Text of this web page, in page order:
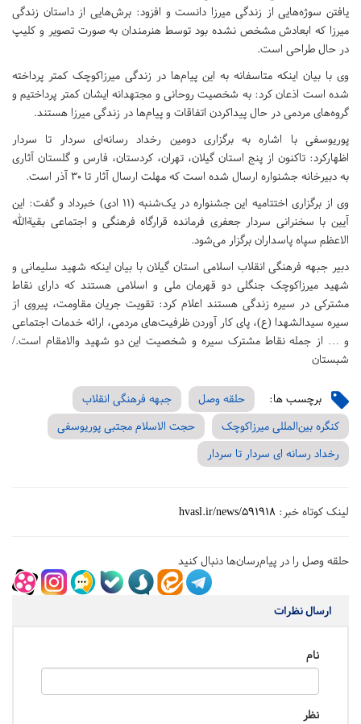
یافتن سوژه‌هایی از زندگی میرزا دانست و افزود: برش‌هایی از داستان زندگی
میرزا که ابعادش مشخص نشده بود توسط هنرمندان به صورت تصویر و کلیپ
در حال طراحی است.
وی با بیان اینکه متاسفانه به این پیام‌ها در زندگی میرزاکوچک کمتر پرداخته
شده است اذعان کرد: به شخصیت روحانی و مجتهدانه ایشان کمتر پرداختیم و
گروه‌های مردمی در حال پیداکردن اتفاقات و پیام‌ها در زندگی میرزا هستند.
پوریوسفی با اشاره به برگزاری دومین رخداد رسانه‌ای سردار تا سردار
اظهارکرد: تاکنون از پنج استان گیلان، تهران، کردستان، فارس و گلستان آثاری
به دبیرخانه جشنواره ارسال شده است که مهلت ارسال آثار تا ۳۰ آذر است.
وی از برگزاری اختتامیه این جشنواره در یک‌شنبه (۱۱ ادی) خبرداد و گفت: این
آیین با سخنرانی سردار جعفری فرمانده قرارگاه فرهنگی و اجتماعی بقیةالله
الاعظم سپاه پاسداران برگزار می‌شود.
دبیر جبهه فرهنگی انقلاب اسلامی استان گیلان با بیان اینکه شهید سلیمانی و
شهید میرزاکوچک جنگلی دو قهرمان ملی و اسلامی هستند که دارای نقاط
مشترکی در سیره زندگی هستند اعلام کرد: تقویت جریان مقاومت، پیروی از
سیره سیدالشهدا (ع)، پای کار آوردن ظرفیت‌های مردمی، ارائه خدمات اجتماعی
و … از جمله نقاط مشترک سیره و شخصیت این دو شهید والامقام است./
شبستان
برچسب ها: حلقه وصل
جبهه فرهنگی انقلاب
کنگره بین‌المللی میرزاکوچک
حجت الاسلام مجتبی پوریوسفی
رخداد رسانه ای سردار تا سردار
لینک کوتاه خبر: hvasl.ir/news/591918
حلقه وصل را در پیام‌رسان‌ها دنبال کنید
ارسال نظرات
نام
نظر